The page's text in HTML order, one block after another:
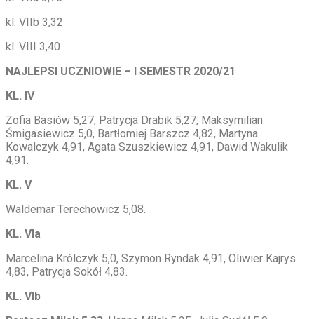
kl. VIIb 3,32
kl. VIII 3,40
NAJLEPSI UCZNIOWIE – I SEMESTR 2020/21
KL. IV
Zofia Basiów 5,27, Patrycja Drabik 5,27, Maksymilian
Śmigasiewicz 5,0, Bartłomiej Barszcz 4,82, Martyna
Kowalczyk 4,91, Agata Szuszkiewicz 4,91, Dawid Wakulik
4,91.
KL. V
Waldemar Terechowicz 5,08.
KL. VIa
Marcelina Królczyk 5,0, Szymon Ryndak 4,91, Oliwier Kajrys
4,83, Patrycja Sokół 4,83.
KL. VIb